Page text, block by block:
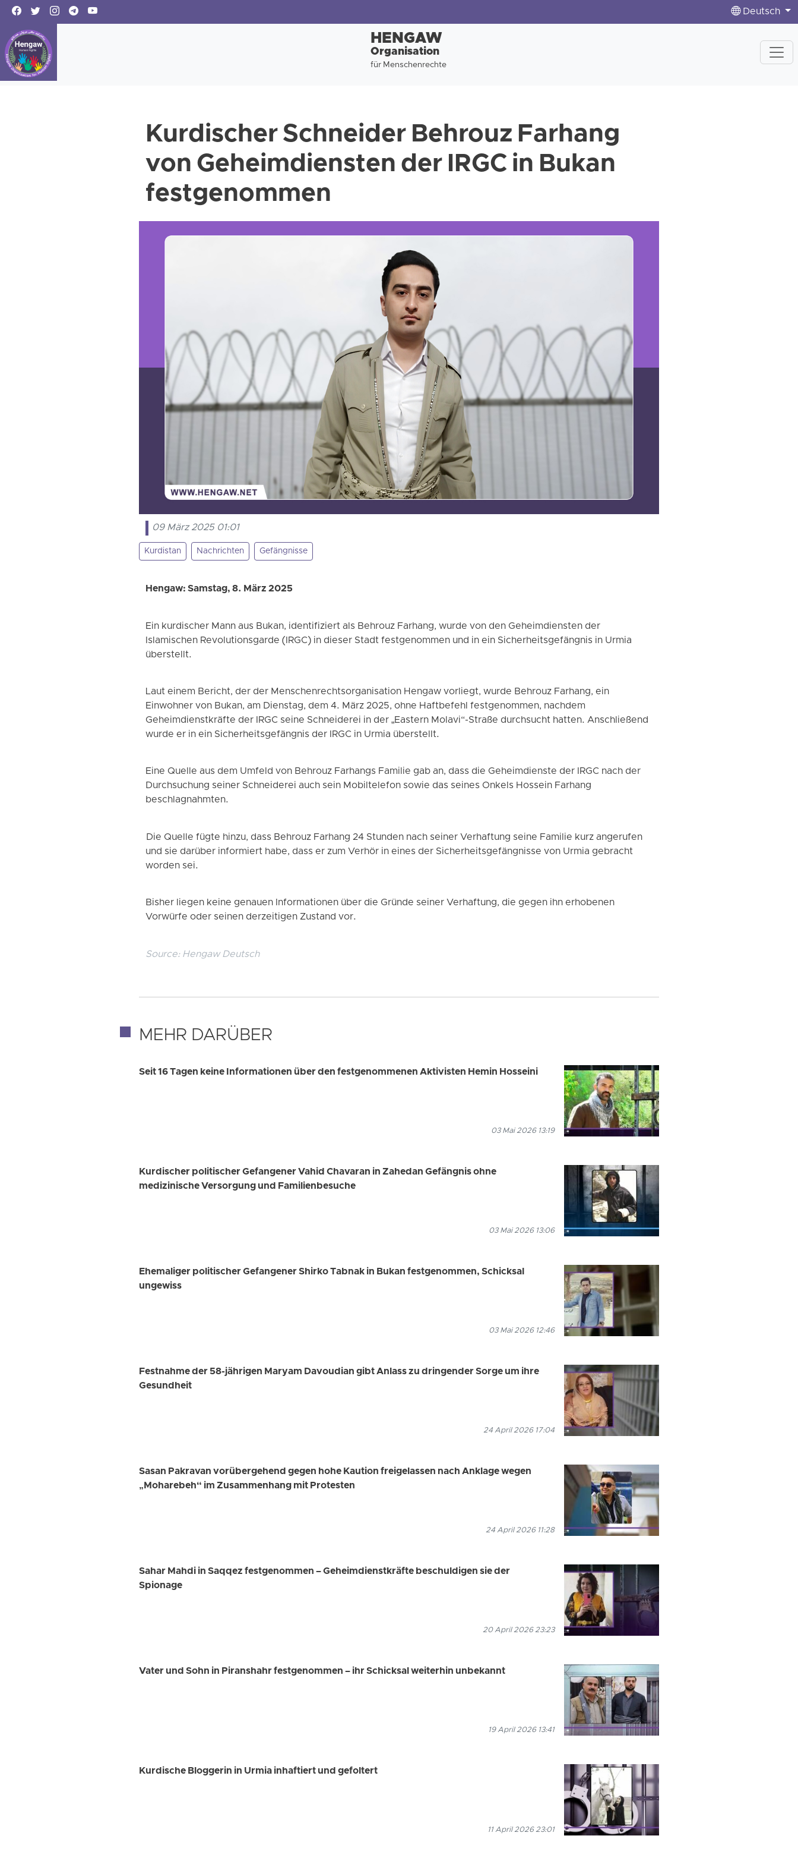
Deutsch
HENGAW
Organisation
für Menschenrechte
Kurdischer Schneider Behrouz Farhang
von Geheimdiensten der IRGC in Bukan
festgenommen
09 März 2025 01:01
Kurdistan Nachrichten Gefängnisse
Hengaw: Samstag, 8. März 2025
Ein kurdischer Mann aus Bukan, identifiziert als Behrouz Farhang, wurde von den Geheimdiensten der
Islamischen Revolutionsgarde (IRGC) in dieser Stadt festgenommen und in ein Sicherheitsgefängnis in Urmia
überstellt.
Laut einem Bericht, der der Menschenrechtsorganisation Hengaw vorliegt, wurde Behrouz Farhang, ein
Einwohner von Bukan, am Dienstag, dem 4. März 2025, ohne Haftbefehl festgenommen, nachdem
Geheimdienstkräfte der IRGC seine Schneiderei in der „Eastern Molavi“-Straße durchsucht hatten. Anschließend
wurde er in ein Sicherheitsgefängnis der IRGC in Urmia überstellt.
Eine Quelle aus dem Umfeld von Behrouz Farhangs Familie gab an, dass die Geheimdienste der IRGC nach der
Durchsuchung seiner Schneiderei auch sein Mobiltelefon sowie das seines Onkels Hossein Farhang
beschlagnahmten.
Die Quelle fügte hinzu, dass Behrouz Farhang 24 Stunden nach seiner Verhaftung seine Familie kurz angerufen
und sie darüber informiert habe, dass er zum Verhör in eines der Sicherheitsgefängnisse von Urmia gebracht
worden sei.
Bisher liegen keine genauen Informationen über die Gründe seiner Verhaftung, die gegen ihn erhobenen
Vorwürfe oder seinen derzeitigen Zustand vor.
Source: Hengaw Deutsch
MEHR DARÜBER
Seit 16 Tagen keine Informationen über den festgenommenen Aktivisten Hemin Hosseini
03 Mai 2026 13:19
Kurdischer politischer Gefangener Vahid Chavaran in Zahedan Gefängnis ohne
medizinische Versorgung und Familienbesuche
03 Mai 2026 13:06
Ehemaliger politischer Gefangener Shirko Tabnak in Bukan festgenommen, Schicksal
ungewiss
03 Mai 2026 12:46
Festnahme der 58-jährigen Maryam Davoudian gibt Anlass zu dringender Sorge um ihre
Gesundheit
24 April 2026 17:04
Sasan Pakravan vorübergehend gegen hohe Kaution freigelassen nach Anklage wegen
„Moharebeh“ im Zusammenhang mit Protesten
24 April 2026 11:28
Sahar Mahdi in Saqqez festgenommen – Geheimdienstkräfte beschuldigen sie der
Spionage
20 April 2026 23:23
Vater und Sohn in Piranshahr festgenommen – ihr Schicksal weiterhin unbekannt
19 April 2026 13:41
Kurdische Bloggerin in Urmia inhaftiert und gefoltert
11 April 2026 23:01